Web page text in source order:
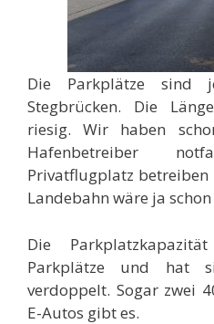
Die Parkplätze sind
Stegbrücken. Die
riesig. Wir haben
Hafenbetreiber
Privatflugplatz betreiben
Landebahn wäre ja
Die
Parkplätze und hat
verdoppelt. Sogar zwei
E-Autos gibt es.